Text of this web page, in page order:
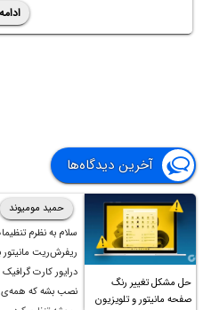
آخرین دیدگاه‌ها
حل مشکل تغییر رنگ
صفحه مانیتور و تلویزیون
حمید مومیوند
سلام به نظرم
ریفرش‌ریت مانیتور
درایور کارت
نصب بشه که همه‌ی